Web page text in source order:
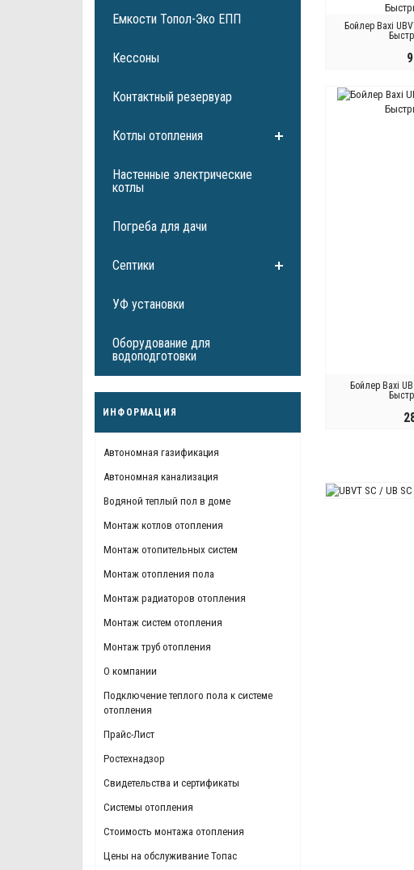
Емкости Топол-Эко ЕПП
Кессоны
Контактный резервуар
Котлы отопления
Настенные электрические
котлы
Погреба для дачи
Септики
УФ установки
Оборудование для
водоподготовки
ИНФОРМАЦИЯ
Автономная газификация
Автономная канализация
Водяной теплый пол в доме
Монтаж котлов отопления
Монтаж отопительных систем
Монтаж отопления пола
Монтаж радиаторов отопления
Монтаж систем отопления
Монтаж труб отопления
О компании
Подключение теплого пола к системе
отопления
Прайс-Лист
Ростехнадзор
Свидетельства и сертификаты
Системы отопления
Стоимость монтажа отопления
Цены на обслуживание Топас
Бойлер Baxi
КУПИТЬ
Бойлер Baxi